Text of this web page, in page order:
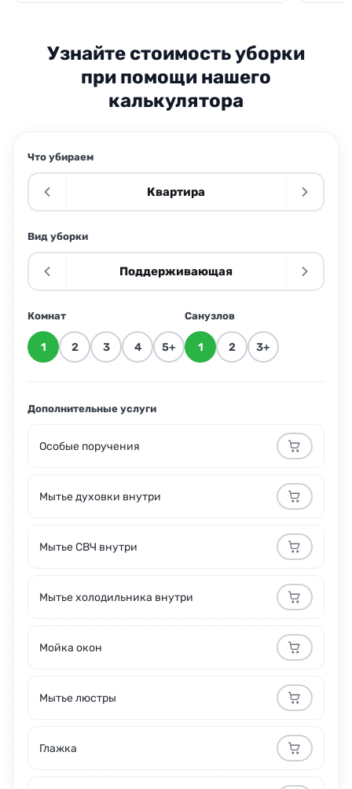
Узнайте стоимость уборки
при помощи нашего
калькулятора
Что убираем
Квартира
Вид уборки
Поддерживающая
Комнат
1 2 3 4 5+
Санузлов
1 2 3+
Дополнительные услуги
Особые поручения
Мытье духовки внутри
Мытье СВЧ внутри
Мытье холодильника внутри
Мойка окон
Мытье люстры
Глажка